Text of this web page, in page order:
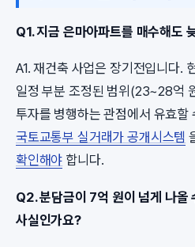
Q1. 지금 은마아파트를 매수해도
A1. 재건축 사업은 장기전입니다.
일정 부분 조정된 범위(23~28억
투자를 병행하는 관점에서 유효할
국토교통부 실거래가 공개시스템
확인해야 합니다.
Q2. 분담금이 7억 원이 넘게 나올
사실인가요?